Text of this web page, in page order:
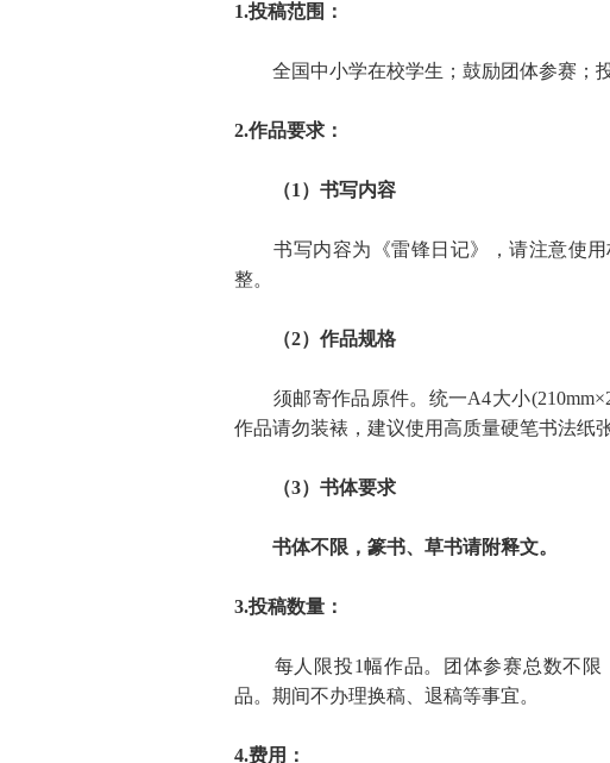
1.投稿范围：
全国中小学在校学生；鼓励团体参赛；投
2.作品要求：
（1）书写内容
书写内容为《雷锋日记》，请注意使用
整。
（2）作品规格
须邮寄作品原件。统一A4大小
作品请勿装裱，建议使用高质量硬笔书法纸
（3）书体要求
书体不限，篆书、草书请附释文。
3.投稿数量：
每人限投1幅作品。团体参赛总数不限
品。期间不办理换稿、退稿等事宜。
4.费用：